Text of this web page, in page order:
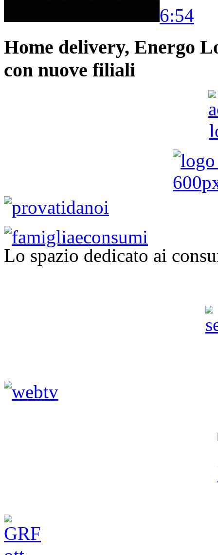
6:54
Home delivery, Energo
con nuove filiali
Lo spazio dedicato ai